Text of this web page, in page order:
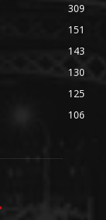
309
151
143
130
125
106